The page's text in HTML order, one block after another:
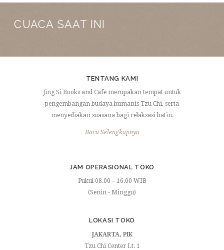
CUACA SAAT INI
TENTANG KAMI
Jing Si Books and Cafe merupakan tempat untuk
pengembangan budaya humanis Tzu Chi, serta
menyediakan suasana bagi relaksasi batin.
Baca Selengkapnya
JAM OPERASIONAL TOKO
Pukul 08.00 – 16.00 WIB
(Senin - Minggu)
LOKASI TOKO
JAKARTA, PIK
Tzu Chi Center Lt. 1